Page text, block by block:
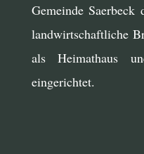
Gemeinde Saerbeck
landwirtschaftliche
als Heimathaus
eingerichtet.